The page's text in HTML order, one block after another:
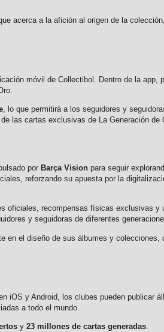
acerca a la afición al origen de la
móvil de Collectibol. Dentro de la app,
, lo que permitirá a los seguidores y
las cartas exclusivas de La Generación de
por Barça Vision para seguir
reforzando su apuesta por la
oficiales, recompensas físicas exclusivas y
y seguidoras de diferentes
en el diseño de sus álbumes y colecciones,
iOS y Android, los clubes pueden publicar
a todo el mundo.
y 23 millones de cartas generadas.